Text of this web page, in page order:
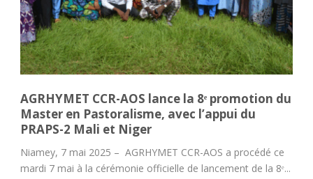
AGRHYMET CCR-AOS lance la 8ᵉ promotion du
Master en Pastoralisme, avec l’appui du
PRAPS-2 Mali et Niger
Niamey, 7 mai 2025 – AGRHYMET CCR-AOS a procédé ce
mardi 7 mai à la cérémonie officielle de lancement de la 8ᵉ...